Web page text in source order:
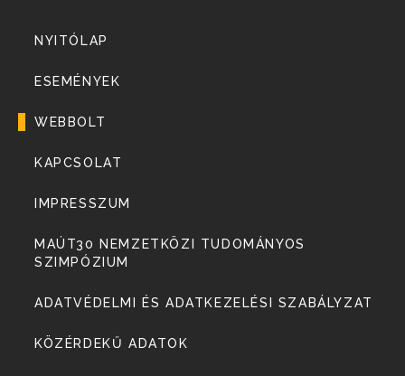
NYITÓLAP
ESEMÉNYEK
WEBBOLT
KAPCSOLAT
IMPRESSZUM
MAÚT30 NEMZETKÖZI TUDOMÁNYOS
SZIMPÓZIUM
ADATVÉDELMI ÉS ADATKEZELÉSI SZABÁLYZAT
KÖZÉRDEKŰ ADATOK